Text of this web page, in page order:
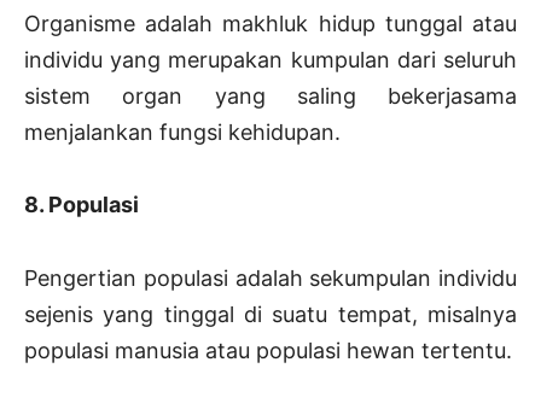
Organisme adalah makhluk hidup tunggal atau
individu yang merupakan kumpulan dari seluruh
sistem organ yang saling bekerjasama
menjalankan fungsi kehidupan.
8. Populasi
Pengertian populasi adalah sekumpulan individu
sejenis yang tinggal di suatu tempat, misalnya
populasi manusia atau populasi hewan tertentu.